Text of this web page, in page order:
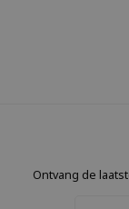
Ontvang de